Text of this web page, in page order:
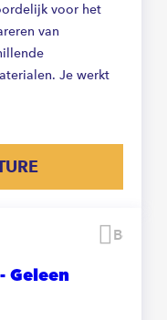
voor het
van
Je werkt
Geleen